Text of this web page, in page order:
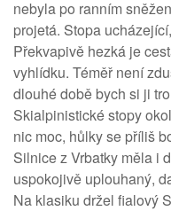
nebyla po ranním
projetá. Stopa
Překvapivě hezká je
vyhlídku. Téměř není
dlouhé době bych si ji
Skialpinistické stopy
nic moc, hůlky se příliš
Silnice z Vrbatky měla i
uspokojivě uplouhaný,
Na klasiku držel fialový